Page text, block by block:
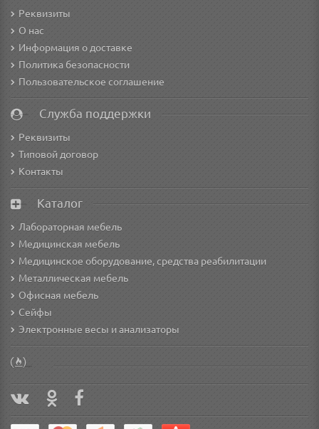
Реквизиты
О нас
Информация о доставке
Политика безопасности
Пользовательское соглашение
Служба поддержки
Реквизиты
Типовой договор
Контакты
Каталог
Лабораторная мебель
Медицинская мебель
Медицинское оборудование, средства реабилитации
Металлическая мебель
Офисная мебель
Сейфы
Электронные весы и анализаторы